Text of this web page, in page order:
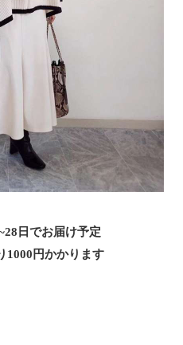
日でお届け予定
1000 円かかります